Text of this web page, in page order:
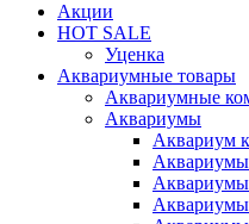
Акции
HOT SALE
Уценка
Аквариумные товары
Аквариумные
Аквариумы
Аквариум